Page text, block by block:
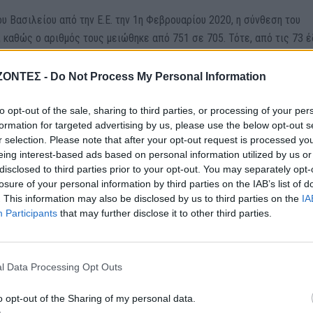
- Do Not Process My Personal Information
opt-out of the sale, sharing to third parties, or processing of your
for targeted advertising by us, please use the below opt-out
selection. Please note that after your opt-out request is processed
interest-based ads based on personal information utilized by us
to third parties prior to your opt-out. You may separately
of your personal information by third parties on the IAB’s list of
This information may also be disclosed by us to third parties on the
Participants that may further disclose it to other third parties.
Data Processing Opt Outs
opt-out of the Sharing of my personal data.
από την Ε.Ε. την 1η Φεβρουαρίου 2020, η σύνθεση του
καθώς ο αριθμός τους μειώθηκε από 751 σε 705. Τότε, από τις 73
σε άλλα κράτη-μέλη (Ιρλανδία, Γαλλία, Ιταλία,
Αυστρία, Δανία, Σλοβακία, Φιλανδία, Κροατία και Εσθονία).
στην Ε.Ε., το 2023, το Συμβούλιο της Ε.Ε. αποφάσισε, με τη
να αυξήσει τον αριθμό των εδρών σε 720 (+15) για την
2029). Να σημειωθεί ότι η νομοθεσία της Ε.Ε. επιτρέπει ως
τον πρόεδρο, και ότι ο αριθμός των εδρών ανά χώρα
κατανομή των εδρών λαμβάνεται υπόψη το μέγεθος του
για ένα ελάχιστο επίπεδο εκπροσώπησης για τους
η αρχή της «φθίνουσας αναλογικότητας», η οποία κατοχυρώνεται
οι μικρότερες χώρες έχουν λιγότερους βουλευτές από τις
από μεγαλύτερες χώρες αντιπροσωπεύουν περισσότερους
από τις μικρότερες χώρες. Πάντως, ο ελάχιστος αριθμός
ο μέγιστος είναι 96.